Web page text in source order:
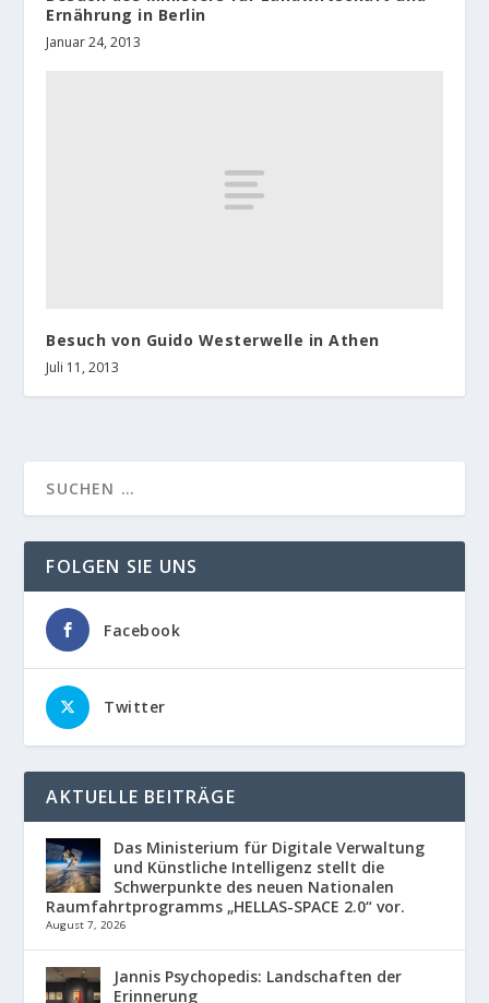
Ernährung in Berlin
Januar 24, 2013
Besuch von Guido Westerwelle in Athen
Juli 11, 2013
FOLGEN SIE UNS
Facebook
Twitter
AKTUELLE BEITRÄGE
Das Ministerium für Digitale Verwaltung
und Künstliche Intelligenz stellt die
Schwerpunkte des neuen Nationalen
Raumfahrtprogramms „HELLAS-SPACE 2.0“ vor.
August 7, 2026
Jannis Psychopedis: Landschaften der
Erinnerung